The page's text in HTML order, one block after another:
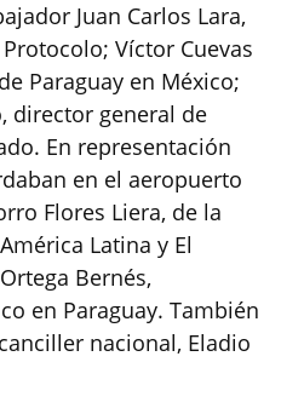
Juan Carlos Lara,
Víctor Cuevas
Paraguay en México;
director general de
En representación
en el aeropuerto
Flores Liera, de la
Latina y El
Bernés,
en Paraguay. También
nacional, Eladio